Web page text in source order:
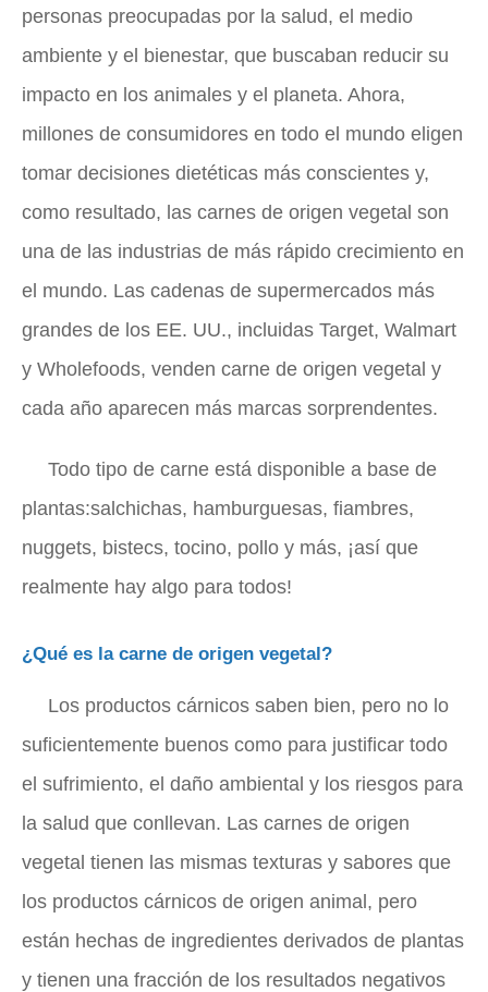
personas preocupadas por la salud, el medio
ambiente y el bienestar, que buscaban reducir su
impacto en los animales y el planeta. Ahora,
millones de consumidores en todo el mundo eligen
tomar decisiones dietéticas más conscientes y,
como resultado, las carnes de origen vegetal son
una de las industrias de más rápido crecimiento en
el mundo. Las cadenas de supermercados más
grandes de los EE. UU., incluidas Target, Walmart
y Wholefoods, venden carne de origen vegetal y
cada año aparecen más marcas sorprendentes.
Todo tipo de carne está disponible a base de
plantas:salchichas, hamburguesas, fiambres,
nuggets, bistecs, tocino, pollo y más, ¡así que
realmente hay algo para todos!
¿Qué es la carne de origen vegetal?
Los productos cárnicos saben bien, pero no lo
suficientemente buenos como para justificar todo
el sufrimiento, el daño ambiental y los riesgos para
la salud que conllevan. Las carnes de origen
vegetal tienen las mismas texturas y sabores que
los productos cárnicos de origen animal, pero
están hechas de ingredientes derivados de plantas
y tienen una fracción de los resultados negativos